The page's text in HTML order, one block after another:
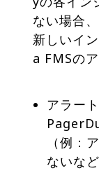
ない場合
新しいイ
a FMSの
アラー
（例：
ないなど